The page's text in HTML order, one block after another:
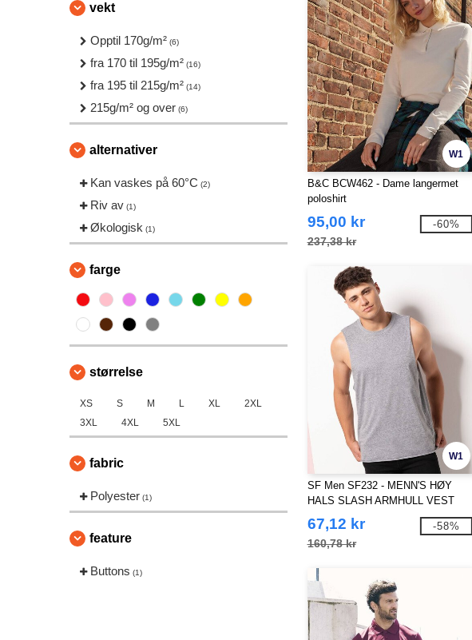
Result
SF Men (1)
Stedman (3)
Tee Jays (3)
VELILLA (1)
VESTI (2)
vekt
Opptil 170g/m² (6)
fra 170 til 195g/m² (16)
fra 195 til 215g/m² (14)
215g/m² og over (6)
alternativer
Kan vaskes på 60°C (2)
Riv av (1)
Økologisk (1)
farge
størrelse
XS S M L XL
2XL
3XL
4XL 5XL
fabric
Polyester (1)
feature
Buttons (1)
W1
B&C BCW462 - Dame langermet
poloshirt
95,00 kr
237,38 kr
-60%
W1
SF Men SF232 - MENN'S HØY
HALS SLASH ARMHULL VEST
67,12 kr
160,78 kr
-58%